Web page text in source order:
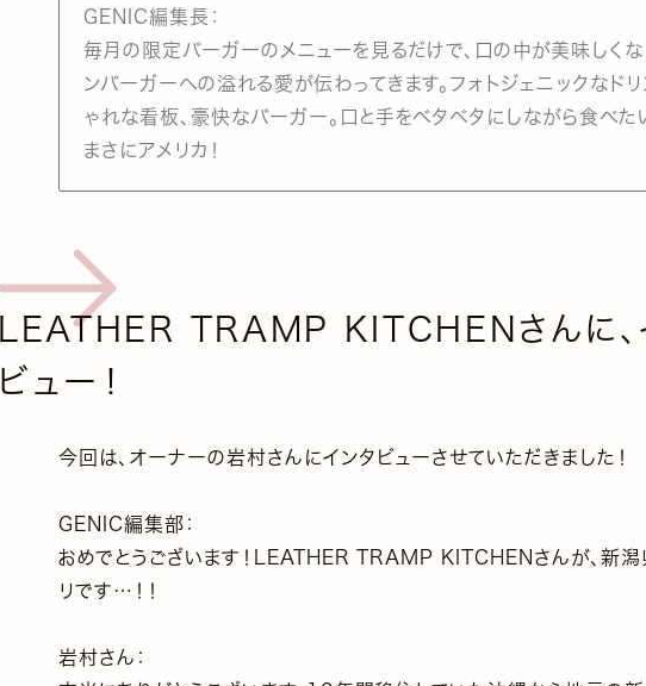
GENIC編集長：
毎月の限定バーガーのメニューを見るだけで、口の中が美味しくな
ンバーガーへの溢れる愛が伝わってきます。フォトジェニックなドリ
ゃれな看板、豪快なバーガー。口と手をベタベタにしながら食べた
まさにアメリカ！
LEATHER TRAMP KITCHENさんに、
ビュー！
今回は、オーナーの岩村さんにインタビューさせていただきました！
GENIC編集部：
おめでとうございます！LEATHER TRAMP KITCHENさんが、新潟
リです…！！
岩村さん：